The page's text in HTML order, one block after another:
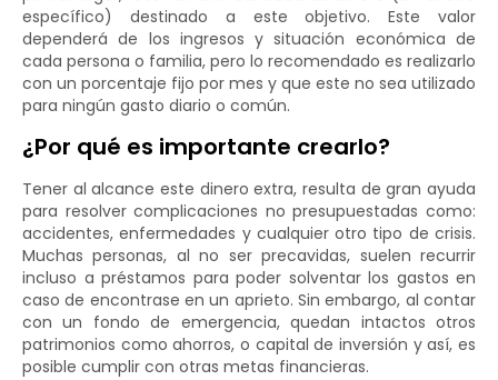
específico) destinado a este objetivo. Este valor
dependerá de los ingresos y situación económica de
cada persona o familia, pero lo recomendado es realizarlo
con un porcentaje fijo por mes y que este no sea utilizado
para ningún gasto diario o común.
¿Por qué es importante crearlo?
Tener al alcance este dinero extra, resulta de gran ayuda
para resolver complicaciones no presupuestadas como:
accidentes, enfermedades y cualquier otro tipo de crisis.
Muchas personas, al no ser precavidas, suelen recurrir
incluso a préstamos para poder solventar los gastos en
caso de encontrase en un aprieto. Sin embargo, al contar
con un fondo de emergencia, quedan intactos otros
patrimonios como ahorros, o capital de inversión y así, es
posible cumplir con otras metas financieras.